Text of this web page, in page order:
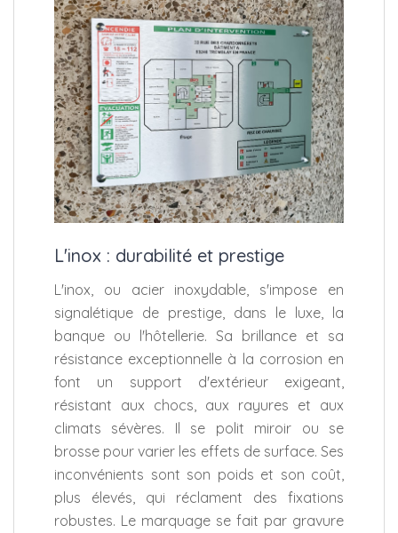
L'inox : durabilité et prestige
L'inox, ou acier inoxydable, s'impose en
signalétique de prestige, dans le luxe, la
banque ou l'hôtellerie. Sa brillance et sa
résistance exceptionnelle à la corrosion en
font un support d'extérieur exigeant,
résistant aux chocs, aux rayures et aux
climats sévères. Il se polit miroir ou se
brosse pour varier les effets de surface. Ses
inconvénients sont son poids et son coût,
plus élevés, qui réclament des fixations
robustes. Le marquage se fait par gravure